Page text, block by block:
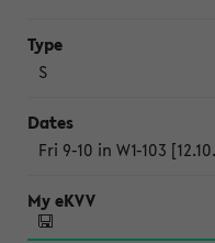
S
Fri 9-10 in W1-103